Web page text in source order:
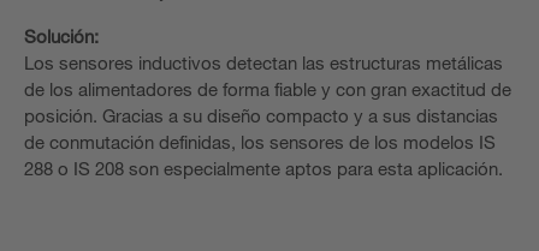
Solución:
Los sensores inductivos detectan las estructuras metálicas
de los alimentadores de forma fiable y con gran exactitud de
posición. Gracias a su diseño compacto y a sus distancias
de conmutación definidas, los sensores de los modelos IS
288 o IS 208 son especialmente aptos para esta aplicación.